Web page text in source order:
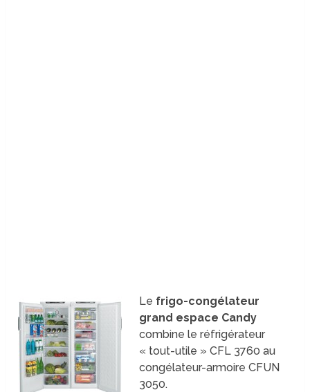
Le frigo-congélateur
grand espace Candy
combine le réfrigérateur
« tout-utile » CFL 3760 au
congélateur-armoire CFUN
3050.